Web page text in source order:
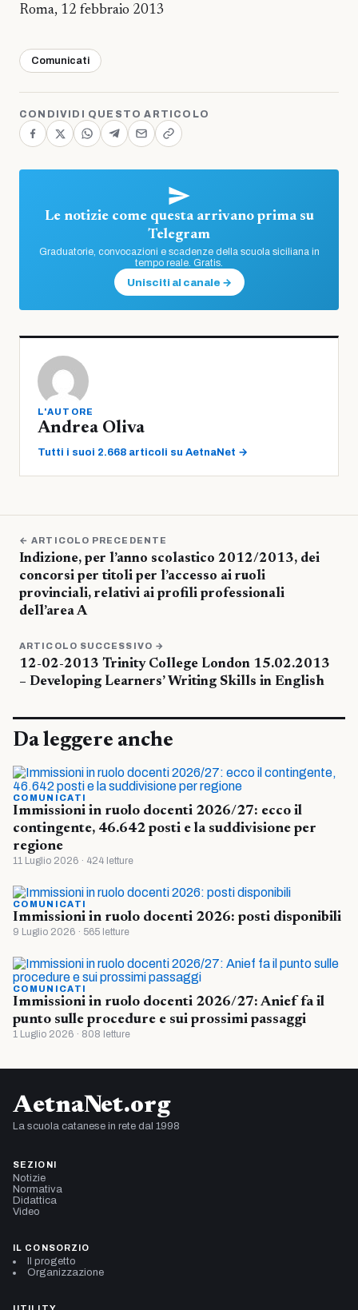
Roma, 12 febbraio 2013
Comunicati
CONDIVIDI QUESTO ARTICOLO
Le notizie come questa arrivano prima su
Telegram
Graduatorie, convocazioni e scadenze della scuola siciliana in
tempo reale. Gratis.
Unisciti al canale →
L'AUTORE
Andrea Oliva
Tutti i suoi 2.668 articoli su AetnaNet →
← ARTICOLO PRECEDENTE
Indizione, per l’anno scolastico 2012/2013, dei
concorsi per titoli per l’accesso ai ruoli
provinciali, relativi ai profili professionali
dell’area A
ARTICOLO SUCCESSIVO →
12-02-2013 Trinity College London 15.02.2013
– Developing Learners’ Writing Skills in English
Da leggere anche
COMUNICATI
Immissioni in ruolo docenti 2026/27: ecco il
contingente, 46.642 posti e la suddivisione per
regione
11 Luglio 2026 · 424 letture
COMUNICATI
Immissioni in ruolo docenti 2026: posti disponibili
9 Luglio 2026 · 565 letture
COMUNICATI
Immissioni in ruolo docenti 2026/27: Anief fa il
punto sulle procedure e sui prossimi passaggi
1 Luglio 2026 · 808 letture
AetnaNet.org
La scuola catanese in rete dal 1998
SEZIONI
Notizie
Normativa
Didattica
Video
IL CONSORZIO
Il progetto
Organizzazione